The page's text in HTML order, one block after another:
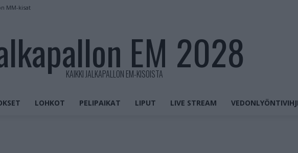
MM-kisat
EM 2028
KAIKKI JALKAPALLON EM-KISOISTA
LOHKOT PELIPAIKAT LIPUT LIVE STREAM